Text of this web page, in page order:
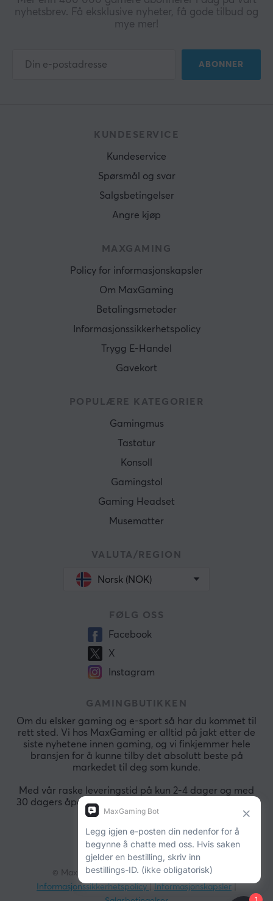
nyhetsbrev. Få eksklusive nyheter, få gode tilbud og
mye mer!
ABONNER
KUNDESERVICE
Kundeservice
Spørsmål og svar
Salgsbetingelser
Angre kjøp
MAXGAMING
Policy for informasjonskapsler
Om MaxGaming
Betalingsmetoder
Informasjonssikkerhetspolicy
Trygg E-Handel
Gavekort
POPULÆRE KATEGORIER
Gamingmus
Tastatur
Konsoll
Gamingstol
Gaming Headset
Musematter
VALUTA/REGION
Norsk (NOK)
FØLG OSS
Facebook
X
Instagram
GAMINGBUTIKKEN
Om du elsker gaming og e-sport så har du kommet til
rett sted. Vi hos MaxGaming er alltid på jakt etter de
siste nyhetene innen gaming, og vi finkjemmer hele
bransjen for å kunne tilby det absolutt beste på
markedet til deg som kunde.
Med vår raske leveringstid på kun 2-4 dager og med
30 dagers åpent kjøp så kan du alltid handle raskt og
sikkert.
© MaxGaming. Alle rettigheter.Vår bedrift
Informasjonssikkerhetspolicy
Informasjonskapsler